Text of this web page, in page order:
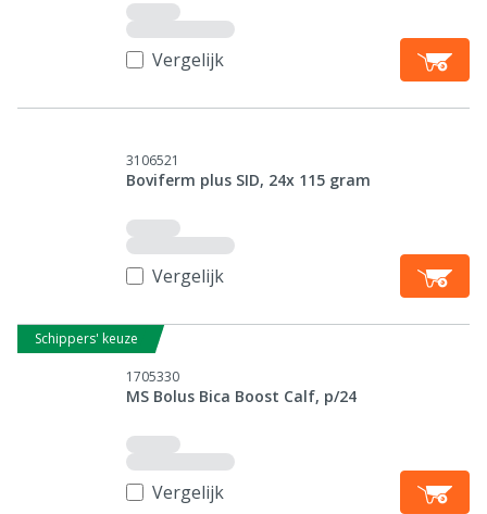
Vergelijk
3106521
Boviferm plus SID, 24x 115 gram
Vergelijk
Schippers' keuze
1705330
MS Bolus Bica Boost Calf, p/24
Vergelijk